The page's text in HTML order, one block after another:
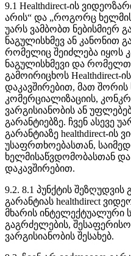
9.1 Healthdirect-ის ვიდეოზარ
არის“ და „როგორც ხელმი
უარს ვამბობთ ნებისმიერ გ
ნაგულისხმევ ან კანონით გ
რომელიც შეიძლება იყოს კ
ნაგულისხმევი და რომელთ
გამოირიცხოს Healthdirect-ის
დაკავშირებით, მათ შორის
კომერციალიზაციის, კონკრ
ვარგისიანობის ან უფლებე
გარანტიებზე. ჩვენ ასევე უა
გარანტიაზე healthdirect-ის ვი
უსაფრთხოებასთან, საიმედ
ხელმისაწვდომობასთან და
დაკავშირებით.
9.2. 8.1 პუნქტის შეზღუდვის
გარანტიას healthdirect ვიდე
მხარის ინტელექტუალური ს
გაგრძელების, შესაფერისო
ვარგისიანობის შესახებ.